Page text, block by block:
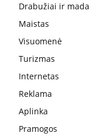
Drabužiai ir mada
Maistas
Visuomenė
Turizmas
Internetas
Reklama
Aplinka
Pramogos